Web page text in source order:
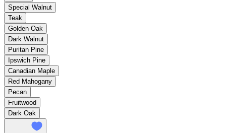
Special Walnut
Teak
Golden Oak
Dark Walnut
Puritan Pine
Ipswich Pine
Canadian Maple
Red Mahogany
Pecan
Fruitwood
Dark Oak